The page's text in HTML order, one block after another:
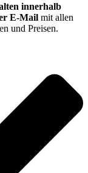
innerhalb
E-Mail mit allen
und Preisen.